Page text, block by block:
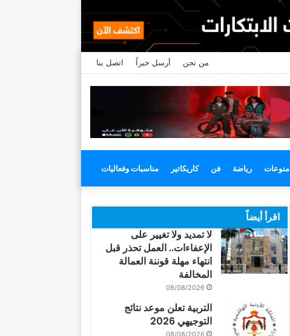
من نحن أرسل خبراً اتصل بنا
منوعات رياضة فن كاريكاتير مناسبات وفعاليات
اقرأ أيضاً
لا تمديد ولا تغيير على
الإعفاءات.. العمل تحذر قبل
انتهاء مهلة قوننة العمالة
المخالفة
08/08/2026
التربية تعلن موعد نتائج
التوجيهي 2026
08/08/2026